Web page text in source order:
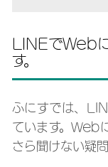
LINEでWeb
す。
ふにすでは、
ています。Web
さら聞けない疑